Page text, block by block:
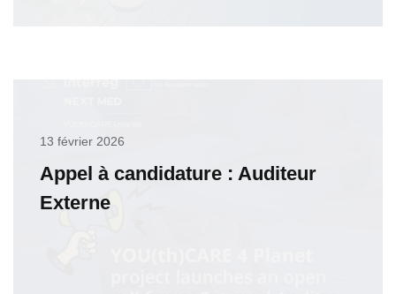
13 février 2026
Appel à candidature : Auditeur
Externe